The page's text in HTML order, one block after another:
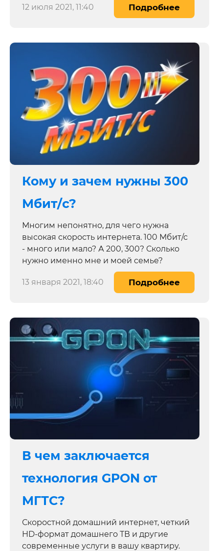
12 июля 2021, 11:40 Подробнее
Кому и зачем нужны 300
Мбит/c?
Многим непонятно, для чего нужна
высокая скорость интернета. 100 Мбит/с
- много или мало? А 200, 300? Сколько
нужно именно мне и моей семье?
13 января 2021, 18:40 Подробнее
В чем заключается
технология GPON от
МГТС?
Скоростной домашний интернет, четкий
HD-формат домашнего ТВ и другие
современные услуги в вашу квартиру.